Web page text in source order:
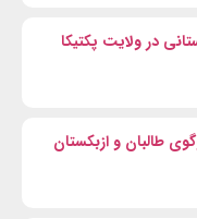
۲۶ قلم آثار باستانی در ولایت پکتیکا
طالبان و ازبکستان